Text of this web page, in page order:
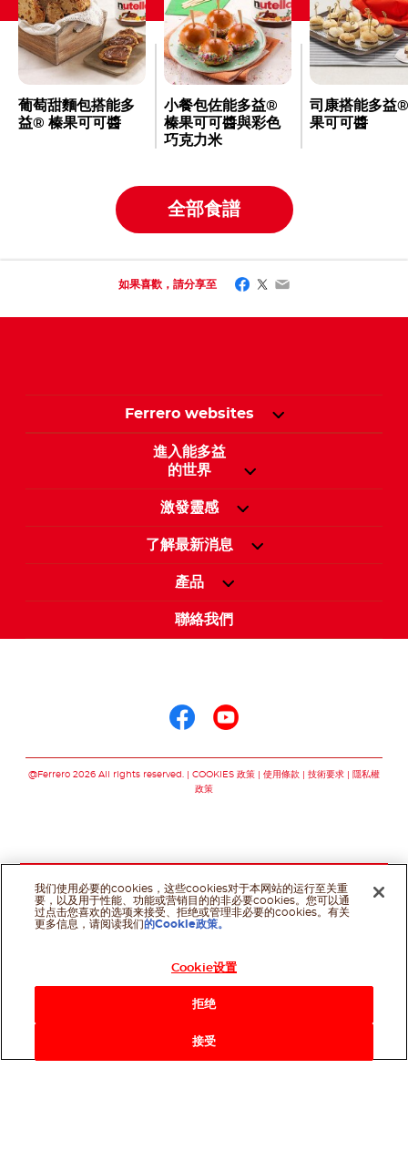
葡萄甜麵包搭能多
益® 榛果可可醬
小餐包佐能多益®
榛果可可醬與彩色
巧克力米
司康搭能多益
果可可醬
全部食譜
如果喜歡，請分享至 Facebook
Twitter
Email
Ferrero websites
進入能多益
的世界
激發靈感
了解最新消息
產品
聯絡我們
@Ferrero 2026 All rights reserved. COOKIES 政策 使用條款 技術要求
隱私權
政策
我们使用必要的cookies，这些cookies对于本网站的运行至关重
要，以及用于性能、功能或营销目的的非必要cookies。您可以通
过点击您喜欢的选项来接受、拒绝或管理非必要的cookies。有关
更多信息，请阅读我们的Cookie政策。
Cookie设置
拒绝
接受